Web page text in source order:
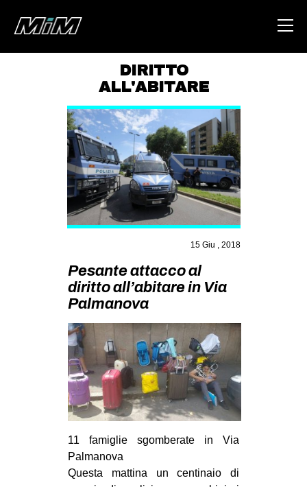
HOME
ABOUT
AREA
DEGENERAZIONE
GAZA FREESTYLE
CSOA LAMBRETTA
STUDENTI TSUNAMI
ZAM
MOBILITAZIONI
SPAZI
SPORT POPOLARE
MOVIMENTI
AMBIENTE
ANTIFASCISMO
DIRITTO ALL’ABITARE
DIRITTO
ALL'ABITARE
15 Giu , 2018
Pesante attacco al
diritto all’abitare in Via
Palmanova
11 famiglie sgomberate in Via
Palmanova
Questa mattina un centinaio di